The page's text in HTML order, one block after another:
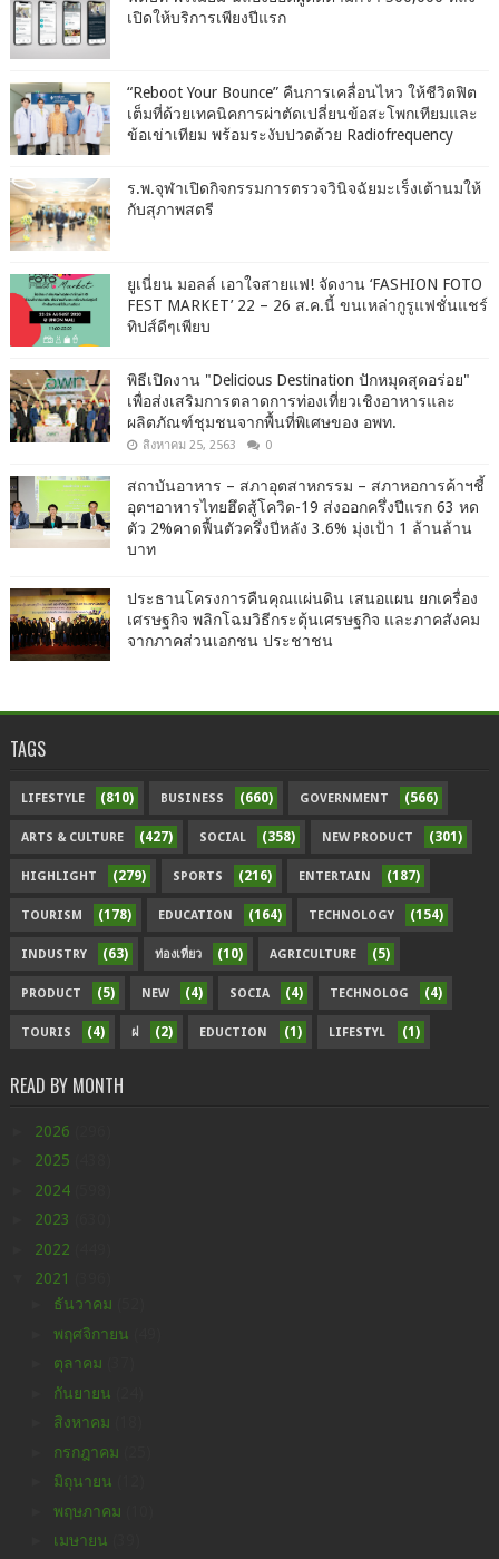
เปิดให้บริการเพียงปีแรก
“Reboot Your Bounce” คืนการเคลื่อนไหว ให้ชีวิตฟิต
เต็มที่ด้วยเทคนิคการผ่าตัดเปลี่ยนข้อสะโพกเทียมและ
ข้อเข่าเทียม พร้อมระงับปวดด้วย Radiofrequency
ร.พ.จุฬาเปิดกิจกรรมการตรวจวินิจฉัยมะเร็งเต้านมให้
กับสุภาพสตรี
ยูเนี่ยน มอลล์ เอาใจสายแฟ! จัดงาน ‘FASHION FOTO
FEST MARKET’ 22 – 26 ส.ค.นี้ ขนเหล่ากูรูแฟชั่นแชร์
ทิปส์ดีๆเพียบ
พิธีเปิดงาน "Delicious Destination ปักหมุดสุดอร่อย"
เพื่อส่งเสริมการตลาดการท่องเที่ยวเชิงอาหารและ
ผลิตภัณฑ์ชุมชนจากพื้นที่พิเศษของ อพท.
สิงหาคม 25, 2563 0
สถาบันอาหาร – สภาอุตสาหกรรม – สภาหอการค้าฯชี้
อุตฯอาหารไทยฮึดสู้โควิด-19 ส่งออกครึ่งปีแรก 63 หด
ตัว 2%คาดฟื้นตัวครึ่งปีหลัง 3.6% มุ่งเป้า 1 ล้านล้าน
บาท
ประธานโครงการคืนคุณแผ่นดิน เสนอแผน ยกเครื่อง
เศรษฐกิจ พลิกโฉมวิธีกระตุ้นเศรษฐกิจ และภาคสังคม
จากภาคส่วนเอกชน ประชาชน
TAGS
LIFESTYLE (810) BUSINESS (660) GOVERNMENT (566)
ARTS & CULTURE (427) SOCIAL (358) NEW PRODUCT (301)
HIGHLIGHT (279) SPORTS (216) ENTERTAIN (187)
TOURISM (178) EDUCATION (164) TECHNOLOGY (154)
INDUSTRY (63) ท่องเที่ยว (10) AGRICULTURE (5)
PRODUCT (5) NEW (4) SOCIA (4) TECHNOLOG (4)
TOURIS (4) ฝ (2) EDUCTION (1) LIFESTYL (1)
READ BY MONTH
2026
2025
2024
2023
2022
2021
ธันวาคม
พฤศจิกายน
ตุลาคม
กันยายน
สิงหาคม
กรกฎาคม
มิถุนายน
พฤษภาคม
เมษายน